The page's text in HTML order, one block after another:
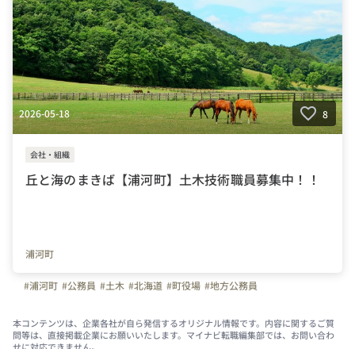
2026-05-18 8
会社・組織
丘と海のまきば【浦河町】土木技術職員募集中！！
浦河町
#浦河町 #公務員 #土木 #北海道 #町役場 #地方公務員
本コンテンツは、企業各社が自ら発信するオリジナル情報です。内容に関するご質
問等は、直接掲載企業にお願いいたします。マイナビ転職編集部では、お問い合わ